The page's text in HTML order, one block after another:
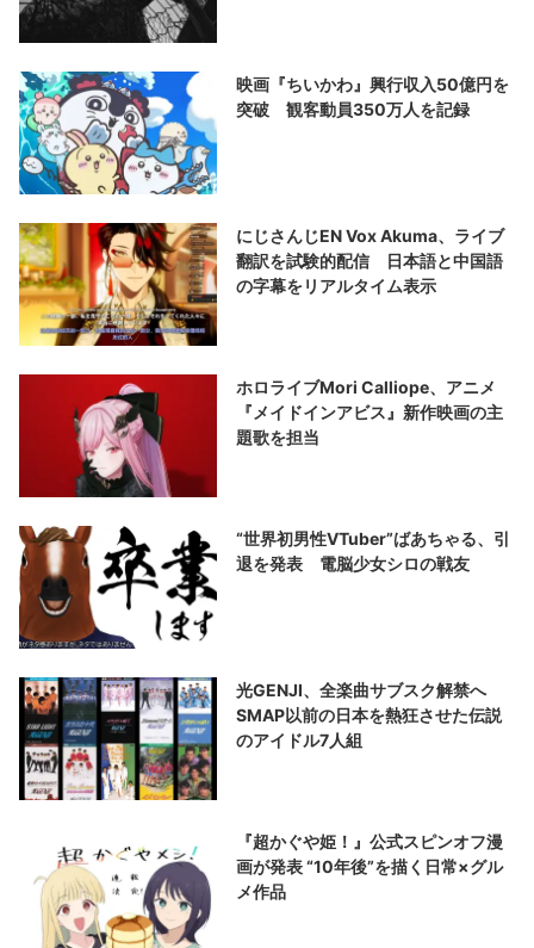
映画『ちいかわ』興行収入50億円を
突破 観客動員350万人を記録
にじさんじEN Vox Akuma、ライブ
翻訳を試験的配信 日本語と中国語
の字幕をリアルタイム表示
ホロライブMori Calliope、アニメ
『メイドインアビス』新作映画の主
題歌を担当
“世界初男性VTuber”ばあちゃる、引
退を発表 電脳少女シロの戦友
光GENJI、全楽曲サブスク解禁へ
SMAP以前の日本を熱狂させた伝説
のアイドル7人組
『超かぐや姫！』公式スピンオフ漫
画が発表 “10年後”を描く日常×グル
メ作品